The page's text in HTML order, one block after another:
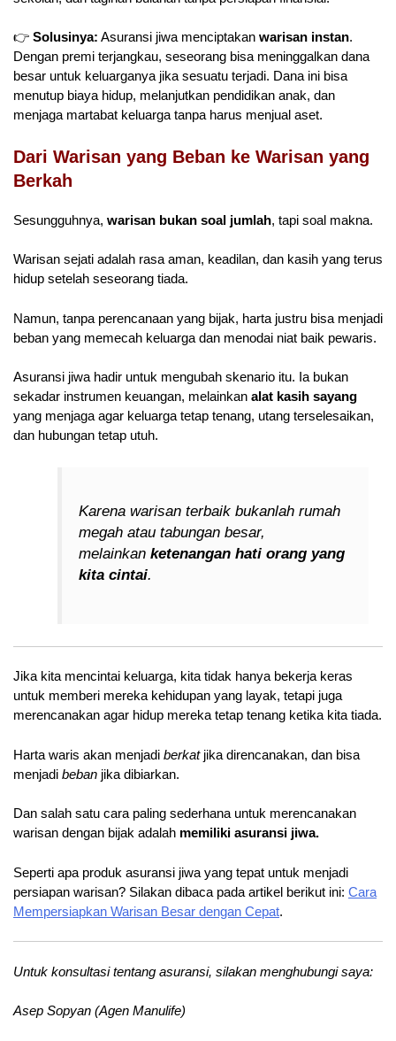
👉 Solusinya: Asuransi jiwa menciptakan warisan instan.
Dengan premi terjangkau, seseorang bisa meninggalkan dana
besar untuk keluarganya jika sesuatu terjadi. Dana ini bisa
menutup biaya hidup, melanjutkan pendidikan anak, dan
menjaga martabat keluarga tanpa harus menjual aset.
Dari Warisan yang Beban ke Warisan yang
Berkah
Sesungguhnya, warisan bukan soal jumlah, tapi soal makna.
Warisan sejati adalah rasa aman, keadilan, dan kasih yang terus
hidup setelah seseorang tiada.
Namun, tanpa perencanaan yang bijak, harta justru bisa menjadi
beban yang memecah keluarga dan menodai niat baik pewaris.
Asuransi jiwa hadir untuk mengubah skenario itu. Ia bukan
sekadar instrumen keuangan, melainkan alat kasih sayang
yang menjaga agar keluarga tetap tenang, utang terselesaikan,
dan hubungan tetap utuh.
Karena warisan terbaik bukanlah rumah
megah atau tabungan besar,
melainkanketenangan hati orang yang
kita cintai
Jika kita mencintai keluarga, kita tidak hanya bekerja keras
untuk memberi mereka kehidupan yang layak, tetapi juga
merencanakan agar hidup mereka tetap tenang ketika kita tiada.
Harta waris akan menjadi berkatjika direncanakan, dan bisa
menjadi beban jika dibiarkan.
Dan salah satu cara paling sederhana untuk merencanakan
warisan dengan bijak adalah memiliki asuransi jiwa.
Seperti apa produk asuransi jiwa yang tepat untuk menjadi
persiapan warisan? Silakan dibaca pada artikel berikut ini: Cara
Mempersiapkan Warisan Besar dengan Cepat.
Untuk konsultasi tentang asuransi, silakan menghubungi saya:
Asep Sopyan (Agen Manulife)